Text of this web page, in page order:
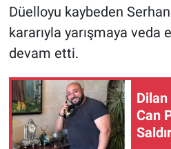
Düelloyu kaybeden
kararıyla yarışmaya veda
devam etti.
Dilan
Can